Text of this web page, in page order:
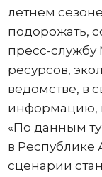
летнем
подорожать,
пресс-
ресурсов,
ведомстве, в
информацию,
«По данным
в Республике
сценарии